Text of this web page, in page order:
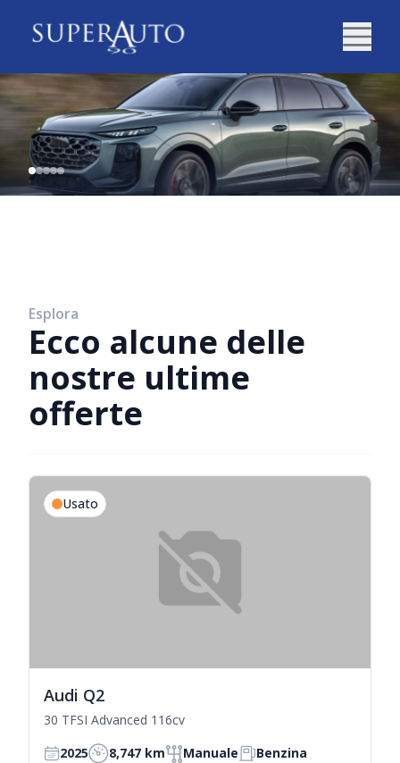
Esplora
Ecco alcune delle
nostre ultime
offerte
Usato
Audi Q2
30 TFSI Advanced 116cv
2025
8,747 km Manuale Benzina